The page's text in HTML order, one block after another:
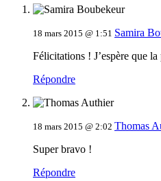
18 mars 2015 @ 1:51 Samira
Félicitations ! J’espère que
Répondre
18 mars 2015 @ 2:02 Thomas
Super bravo !
Répondre